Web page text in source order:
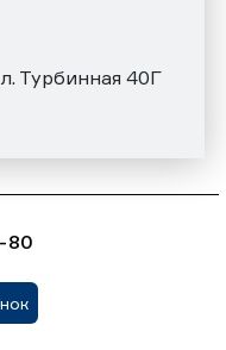
Турбинная 40Г
80